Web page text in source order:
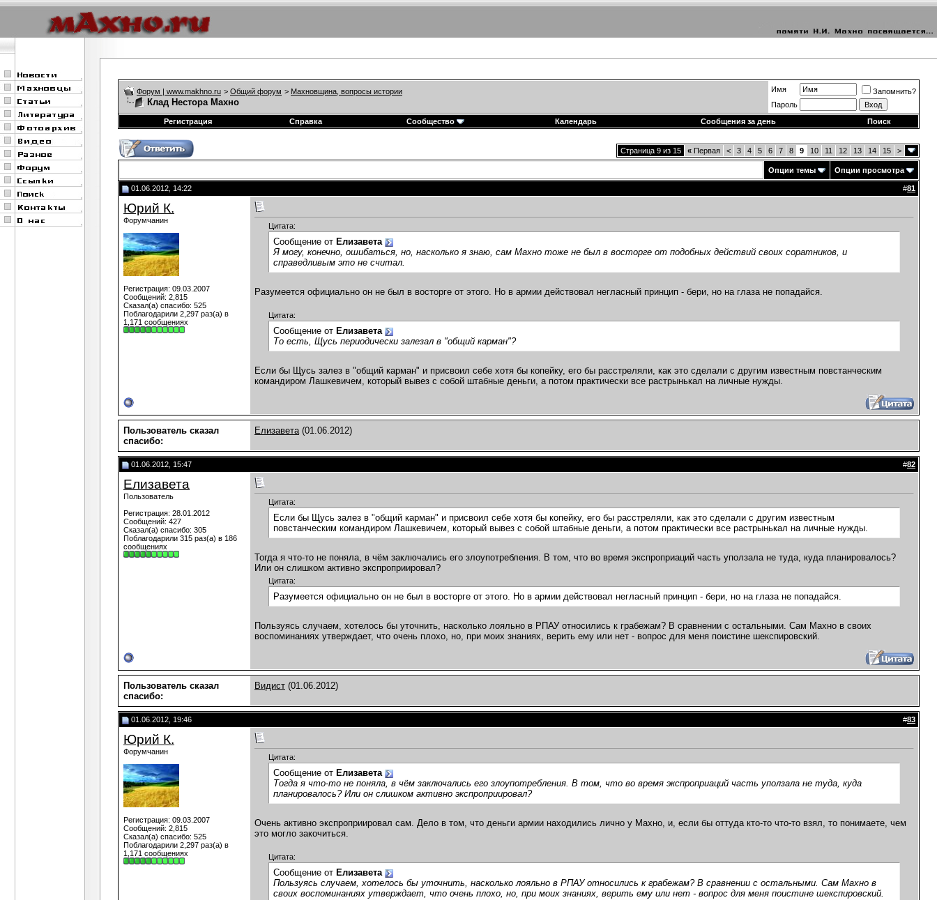
Форум | www.makhno.ru > Общий форум > Махновщина, вопросы истории
Клад Нестора Махно
Имя
Запомнить?
Пароль
Регистрация
Справка Сообщество Календарь Сообщения за день Поиск
Страница 9 из 15 « Первая < 3 4 5 6 7 8 9 10 11 12 13 14 15 >
Опции темы Опции просмотра
01.06.2012, 14:22 #81
Юрий К.
Форумчанин
Регистрация: 09.03.2007
Сообщений: 2,815
Сказал(а) спасибо: 525
Поблагодарили 2,297 раз(а) в
1,171 сообщениях
Цитата:
Сообщение от Елизавета
Я могу, конечно, ошибаться, но, насколько я знаю, сам Махно тоже не был в восторге от подобных действий своих соратников, и
справедливым это не считал.
Разумеется официально он не был в восторге от этого. Но в армии действовал негласный принцип - бери, но на глаза не попадайся.
Цитата:
Сообщение от Елизавета
То есть, Щусь периодически залезал в "общий карман"?
Если бы Щусь залез в "общий карман" и присвоил себе хотя бы копейку, его бы расстреляли, как это сделали с другим известным повстанческим
командиром Лашкевичем, который вывез с собой штабные деньги, а потом практически все растрынькал на личные нужды.
Пользователь сказал
cпасибо:
Елизавета(01.06.2012)
01.06.2012, 15:47 #82
Елизавета
Пользователь
Регистрация: 28.01.2012
Сообщений: 427
Сказал(а) спасибо: 305
Поблагодарили 315 раз(а) в 186
сообщениях
Цитата:
Если бы Щусь залез в "общий карман" и присвоил себе хотя бы копейку, его бы расстреляли, как это сделали с другим известным
повстанческим командиром Лашкевичем, который вывез с собой штабные деньги, а потом практически все растрынькал на личные нужды.
Тогда я что-то не поняла, в чём заключались его злоупотребления. В том, что во время экспроприаций часть уползала не туда, куда планировалось?
Или он слишком активно экспроприировал?
Цитата:
Разумеется официально он не был в восторге от этого. Но в армии действовал негласный принцип - бери, но на глаза не попадайся.
Пользуясь случаем, хотелось бы уточнить, насколько лояльно в РПАУ относились к грабежам? В сравнении с остальными. Сам Махно в своих
воспоминаниях утверждает, что очень плохо, но, при моих знаниях, верить ему или нет - вопрос для меня поистине шекспировский.
Пользователь сказал
cпасибо:
Видист (01.06.2012)
01.06.2012, 19:46 #83
Юрий К.
Форумчанин
Регистрация: 09.03.2007
Сообщений: 2,815
Сказал(а) спасибо: 525
Поблагодарили 2,297 раз(а) в
1,171 сообщениях
Цитата:
Сообщение от Елизавета
Тогда я что-то не поняла, в чём заключались его злоупотребления. В том, что во время экспроприаций часть уползала не туда, куда
планировалось? Или он слишком активно экспроприировал?
Очень активно экспроприировал сам. Дело в том, что деньги армии находились лично у Махно, и, если бы оттуда кто-то что-то взял, то понимаете, чем
это могло закочиться.
Цитата:
Сообщение от Елизавета
Пользуясь случаем, хотелось бы уточнить, насколько лояльно в РПАУ относились к грабежам? В сравнении с остальными. Сам Махно в
своих воспоминаниях утверждает, что очень плохо, но, при моих знаниях, верить ему или нет - вопрос для меня поистине шекспировский.